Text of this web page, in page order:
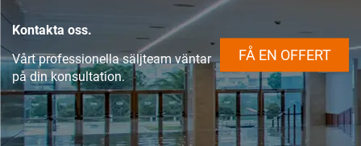
Kontakta oss.
Vårt professionella säljteam väntar
på din konsultation.
FÅ EN OFFERT